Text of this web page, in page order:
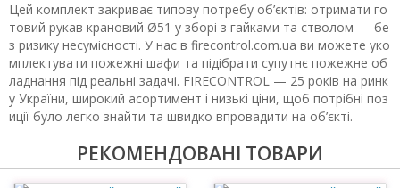
Цей комплект закриває типову потребу об’єктів: отримати го
товий рукав крановий Ø51 у зборі з гайками та стволом — бе
з ризику несумісності. У нас в firecontrol.com.ua ви можете уко
мплектувати пожежні шафи та підібрати супутнє пожежне об
ладнання під реальні задачі. FIRECONTROL — 25 років на ринк
у України, широкий асортимент і низькі ціни, щоб потрібні поз
иції було легко знайти та швидко впровадити на об’єкті.
РЕКОМЕНДОВАНІ ТОВАРИ